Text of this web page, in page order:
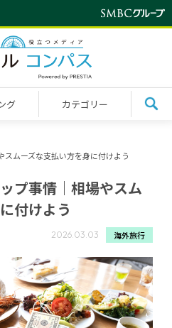
グ カテゴリー
ムーズな支払い方を身に付けよう
プ事情｜相場やスム
付けよう
2026.03.03 海外旅行